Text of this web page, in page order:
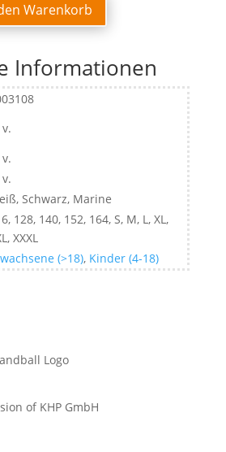
Warenkorb
Informationen
Schwarz, Marine
128, 140, 152, 164, S, M, L, XL,
XXXL
(>18), Kinder (4-18)
of KHP GmbH